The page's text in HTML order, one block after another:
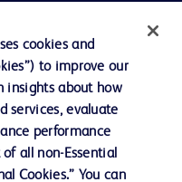
cookies and
to improve our
insights about how
services, evaluate
performance
all non-Essential
Cookies.” You can